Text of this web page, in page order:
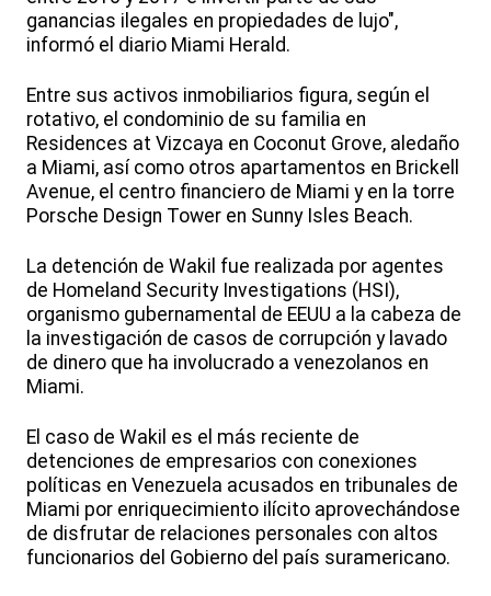
ganancias ilegales en propiedades de lujo",
informó el diario Miami Herald.
Entre sus activos inmobiliarios figura, según el
rotativo, el condominio de su familia en
Residences at Vizcaya en Coconut Grove, aledaño
a Miami, así como otros apartamentos en Brickell
Avenue, el centro financiero de Miami y en la torre
Porsche Design Tower en Sunny Isles Beach.
La detención de Wakil fue realizada por agentes
de Homeland Security Investigations (HSI),
organismo gubernamental de EEUU a la cabeza de
la investigación de casos de corrupción y lavado
de dinero que ha involucrado a venezolanos en
Miami.
El caso de Wakil es el más reciente de
detenciones de empresarios con conexiones
políticas en Venezuela acusados en tribunales de
Miami por enriquecimiento ilícito aprovechándose
de disfrutar de relaciones personales con altos
funcionarios del Gobierno del país suramericano.